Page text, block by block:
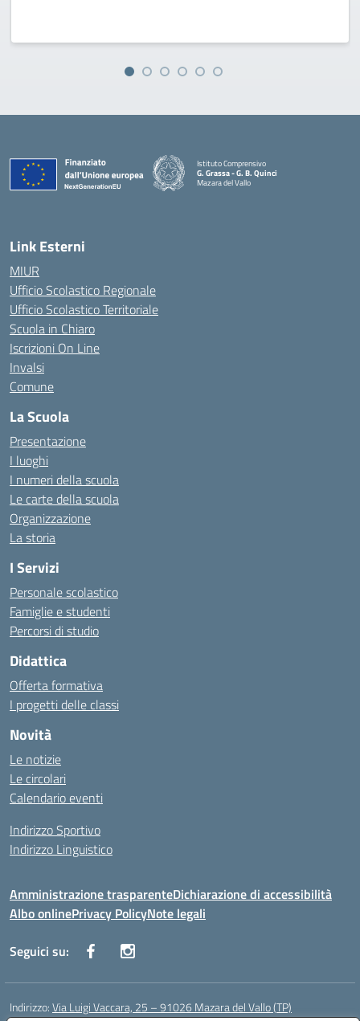
Istituto Comprensivo
G. Grassa - G. B. Quinci
Mazara del Vallo
Link Esterni
MIUR
Ufficio Scolastico Regionale
Ufficio Scolastico Territoriale
Scuola in Chiaro
Iscrizioni On Line
Invalsi
Comune
La Scuola
Presentazione
I luoghi
I numeri della scuola
Le carte della scuola
Organizzazione
La storia
I Servizi
Personale scolastico
Famiglie e studenti
Percorsi di studio
Didattica
Offerta formativa
I progetti delle classi
Novità
Le notizie
Le circolari
Calendario eventi
Indirizzo Sportivo
Indirizzo Linguistico
Amministrazione trasparenteDichiarazione di accessibilità
Albo onlinePrivacy PolicyNote legali
Seguici su:
Indirizzo:Via Luigi Vaccara, 25 – 91026 Mazara del Vallo (TP)